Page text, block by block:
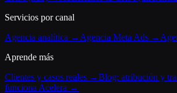
Servicios por canal
Agencia analítica → Agencia Meta Ads →
Aprende más
Clientes y casos reales →Blog: atribución y
funciona Acelera →